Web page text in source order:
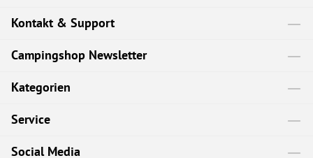
Kontakt & Support
Campingshop Newsletter
Kategorien
Service
Social Media